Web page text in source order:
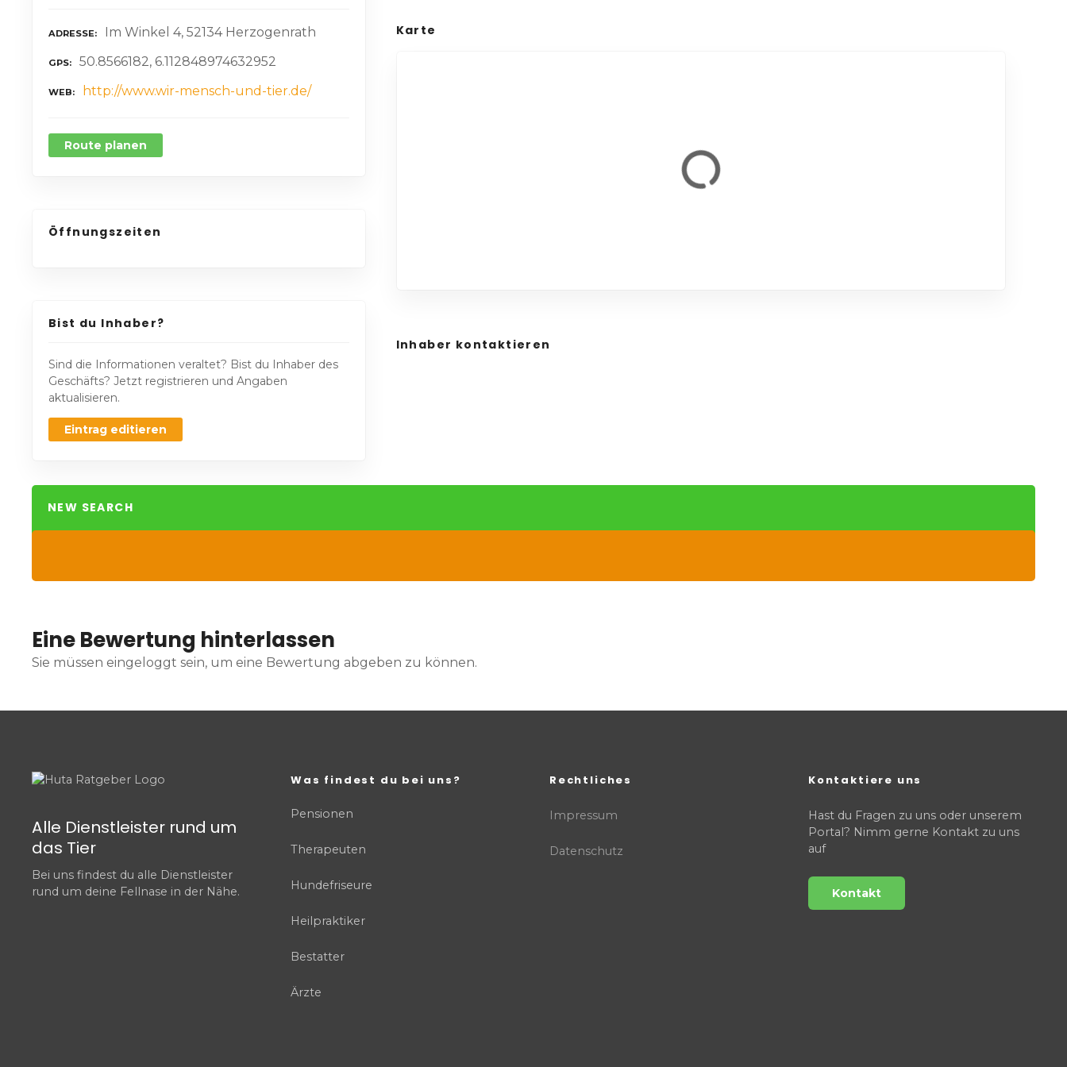
ADRESSE Im Winkel 4, 52134 Herzogenrath
GPS 50.8566182, 6.112848974632952
WEB http://www.wir-mensch-und-tier.de/
Route planen
Öffnungszeiten
Bist du Inhaber?
Sind die Informationen veraltet? Bist du Inhaber des
Geschäfts? Jetzt registrieren und Angaben
aktualisieren.
Eintrag editieren
Karte
Inhaber kontaktieren
NEW SEARCH
Eine Bewertung hinterlassen
Sie müssen eingeloggt sein, um eine Bewertung abgeben zu können.
Alle Dienstleister rund um
das Tier
Bei uns findest du alle Dienstleister
rund um deine Fellnase in der Nähe.
Was findest du bei uns?
Pensionen
Therapeuten
Hundefriseure
Heilpraktiker
Bestatter
Ärzte
Rechtliches
Impressum
Datenschutz
Kontaktiere uns
Hast du Fragen zu uns oder unserem
Portal? Nimm gerne Kontakt zu uns
auf
Kontakt